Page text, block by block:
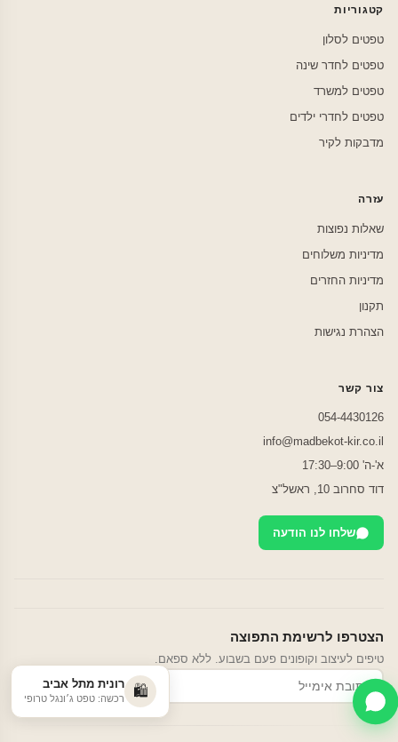
קטגוריות
טפטים לסלון
טפטים לחדר שינה
טפטים למשרד
טפטים לחדרי ילדים
מדבקות לקיר
עזרה
שאלות נפוצות
מדיניות משלוחים
מדיניות החזרים
תקנון
הצהרת נגישות
צור קשר
054-4430126
info@madbekot-kir.co.il
א'-ה' 9:00–17:30
דוד סחרוב 10, ראשל"צ
שלחו לנו הודעה
הצטרפו לרשימת התפוצה
טיפים לעיצוב וקופונים פעם בשבוע. ללא ספאם.
הרשמה 🛍️ רונית מתל אביב
רכשה: טפט ג׳ונגל טרופי